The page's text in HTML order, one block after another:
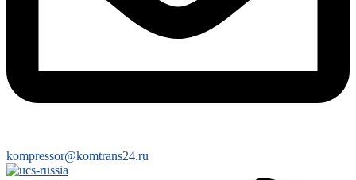
kompressor@komtrans24.ru